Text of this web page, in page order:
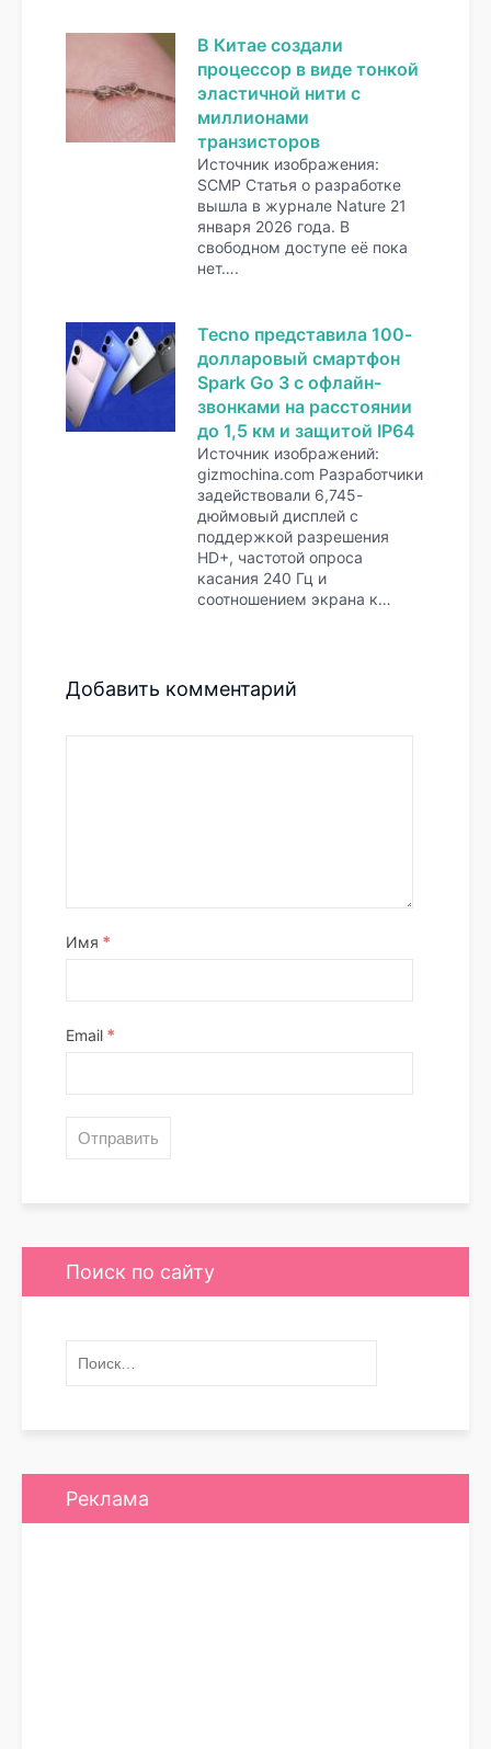
В Китае создали
процессор в виде тонкой
эластичной нити с
миллионами
транзисторов
Источник изображения:
SCMP Статья о разработке
вышла в журнале Nature 21
января 2026 года. В
свободном доступе её пока
нет….
Tecno представила 100-
долларовый смартфон
Spark Go 3 с офлайн-
звонками на расстоянии
до 1,5 км и защитой IP64
Источник изображений:
gizmochina.com Разработчики
задействовали 6,745-
дюймовый дисплей с
поддержкой разрешения
HD+, частотой опроса
касания 240 Гц и
соотношением экрана к…
Добавить комментарий
Имя *
Email *
Поиск по сайту
Реклама